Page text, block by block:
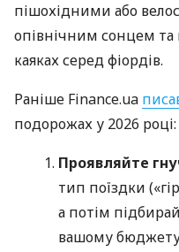
пішохідними або
опівнічним сонцем
каяках серед фіордів.
Раніше Finance.ua
подорожах у 2026 році:
Проявляйте
тип поїздки
а потім
вашому